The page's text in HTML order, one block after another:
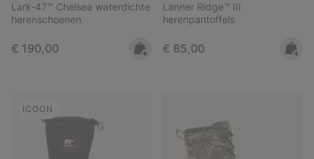
Lark-47™ Chelsea waterdichte
herenschoenen
Regular price:
€ 190,00
Lanner Ridge™ III
herenpantoffels
Regular price:
€ 85,00
ICOON